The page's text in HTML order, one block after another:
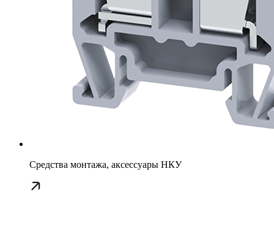
Средства монтажа, аксессуары НКУ